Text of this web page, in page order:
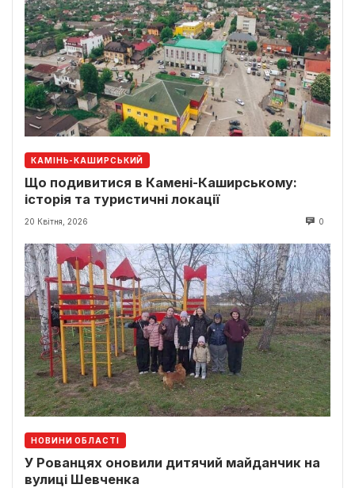
КАМІНЬ-КАШИРСЬКИЙ
Що подивитися в Камені-Каширському:
історія та туристичні локації
20 Квітня, 2026 0
НОВИНИ ОБЛАСТІ
У Рованцях оновили дитячий майданчик на
вулиці Шевченка